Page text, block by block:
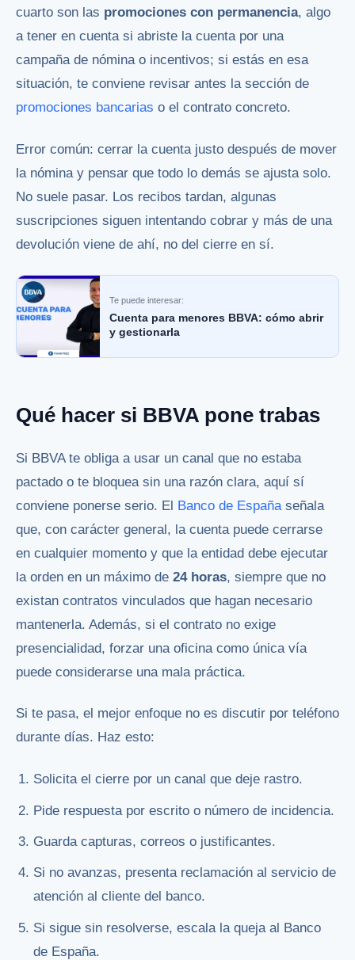
cuarto son las promociones con permanencia, algo
a tener en cuenta si abriste la cuenta por una
campaña de nómina o incentivos; si estás en esa
situación, te conviene revisar antes la sección de
promociones bancarias o el contrato concreto.
Error común: cerrar la cuenta justo después de mover
la nómina y pensar que todo lo demás se ajusta solo.
No suele pasar. Los recibos tardan, algunas
suscripciones siguen intentando cobrar y más de una
devolución viene de ahí, no del cierre en sí.
Te puede interesar:
Cuenta para menores BBVA: cómo abrir
y gestionarla
Qué hacer si BBVA pone trabas
Si BBVA te obliga a usar un canal que no estaba
pactado o te bloquea sin una razón clara, aquí sí
conviene ponerse serio. El Banco de España señala
que, con carácter general, la cuenta puede cerrarse
en cualquier momento y que la entidad debe ejecutar
la orden en un máximo de 24 horas, siempre que no
existan contratos vinculados que hagan necesario
mantenerla. Además, si el contrato no exige
presencialidad, forzar una oficina como única vía
puede considerarse una mala práctica.
Si te pasa, el mejor enfoque no es discutir por teléfono
durante días. Haz esto:
Solicita el cierre por un canal que deje rastro.
Pide respuesta por escrito o número de incidencia.
Guarda capturas, correos o justificantes.
Si no avanzas, presenta reclamación al servicio de
atención al cliente del banco.
Si sigue sin resolverse, escala la queja al Banco
de España.